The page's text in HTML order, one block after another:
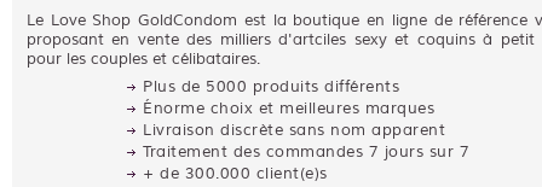
Le Love Shop GoldCondom est la boutique en ligne de référence
proposant en vente des milliers d'artciles sexy et coquins à petit
pour les couples et célibataires.
Plus de 5000 produits différents
Énorme choix et meilleures marques
Livraison discrète sans nom apparent
Traitement des commandes 7 jours sur 7
+ de 300.000 client(e)s